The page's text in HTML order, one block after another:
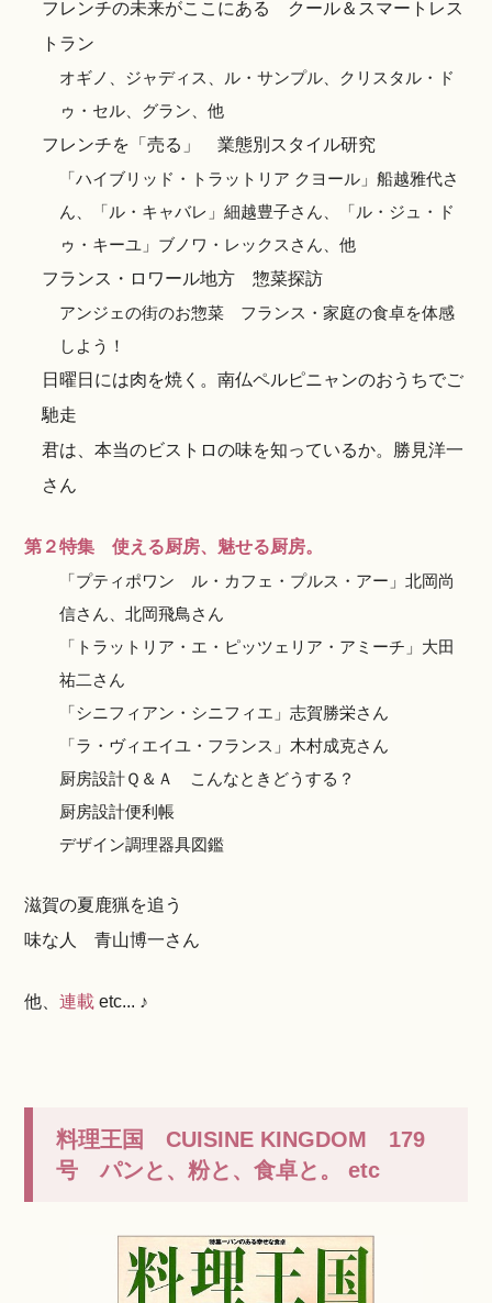
フレンチの未来がここにある クール＆スマートレス
トラン
オギノ、ジャディス、ル・サンプル、クリスタル・ド
ゥ・セル、グラン、他
フレンチを「売る」 業態別スタイル研究
「ハイブリッド・トラットリア クヨール」船越雅代さ
ん、「ル・キャバレ」細越豊子さん、「ル・ジュ・ド
ゥ・キーユ」ブノワ・レックスさん、他
フランス・ロワール地方 惣菜探訪
アンジェの街のお惣菜 フランス・家庭の食卓を体感
しよう！
日曜日には肉を焼く。南仏ペルピニャンのおうちでご
馳走
君は、本当のビストロの味を知っているか。勝見洋一
さん
第２特集 使える厨房、魅せる厨房。
「プティポワン ル・カフェ・プルス・アー」北岡尚
信さん、北岡飛鳥さん
「トラットリア・エ・ピッツェリア・アミーチ」大田
祐二さん
「シニフィアン・シニフィエ」志賀勝栄さん
「ラ・ヴィエイユ・フランス」木村成克さん
厨房設計Ｑ＆Ａ こんなときどうする？
厨房設計便利帳
デザイン調理器具図鑑
滋賀の夏鹿猟を追う
味な人 青山博一さん
他、連載 etc... ♪
料理王国 CUISINE KINGDOM 179
号 パンと、粉と、食卓と。 etc